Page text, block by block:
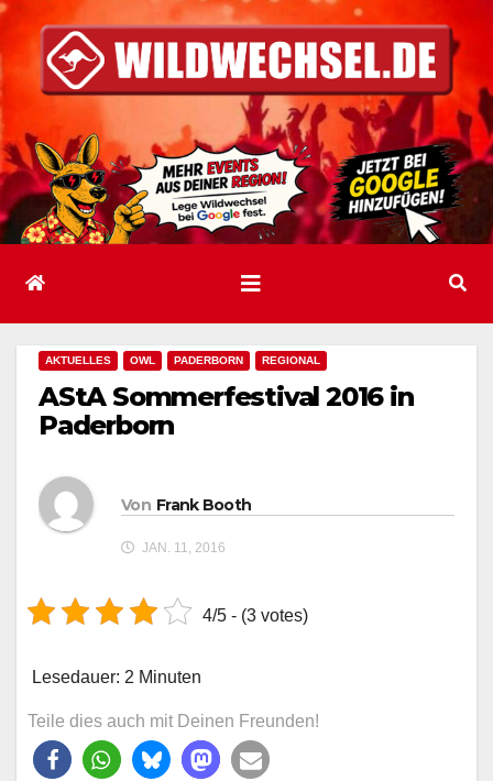
Inhalt
springen
AKTUELLES OWL PADERBORN REGIONAL
AStA Sommerfestival 2016 in
Paderborn
Von Frank Booth
JAN. 11, 2016
4/5 - (3 votes)
Lesedauer: 2 Minuten
Teile dies auch mit Deinen Freunden!